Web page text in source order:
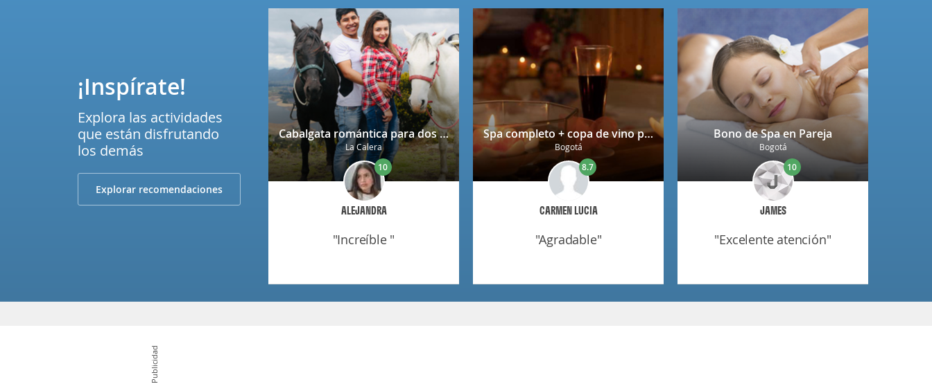
Cabalgata romántica para dos en La Calera con decoración
La Calera
ALEJANDRA
10
"increíble "
Spa completo + copa de vino para 2 personas en Niza
Bogotá
CARMEN LUCIA
8.7
"agradable"
Bono de Spa en Pareja
Bogotá
JAMES
10
"excelente atención"
¡Inspírate!
Explora las actividades
que están disfrutando
los demás
Explorar recomendaciones
Publicidad